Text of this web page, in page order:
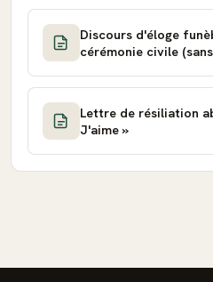
Discours d'éloge
cérémonie civile
Lettre de résiliation
J'aime »